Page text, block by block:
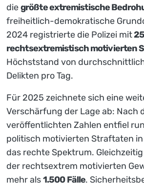
diegrößte extremistische
freiheitlich-demokratische
2024 registrierte die Polizei mit
rechtsextremistisch motivierten
Höchststand von
Delikten pro Tag.
Für 2025 zeichnete sich eine
Verschärfung der Lage ab: Nach
veröffentlichten Zahlen entfiel
politisch motivierten Straftaten
das rechte Spektrum.
der rechtsextrem motivierten
mehr als1.500 Fälle.